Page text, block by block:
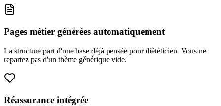
Pages métier générées automatiquement
La structure part d'une base déjà pensée pour diététicien. Vous ne
repartez pas d'un thème générique vide.
Réassurance intégrée